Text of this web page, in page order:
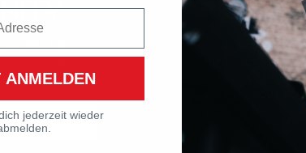
erhalte
PRODUKTE
PURE
PURE GUMMIES
SLEEP GUMMIES
ANMELDEN
jederzeit wieder